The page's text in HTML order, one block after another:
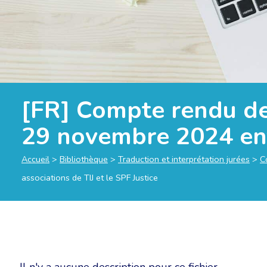
[FR] Compte rendu
29 novembre 2024
Accueil > Bibliothèque > Traduction et interprétation jurées >
associations de TIJ et le SPF Justice